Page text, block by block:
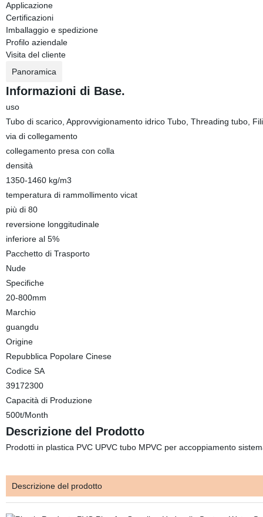
Applicazione
Certificazioni
Imballaggio e spedizione
Profilo aziendale
Visita del cliente
Panoramica
Informazioni di Base.
uso
Tubo di scarico, Approvvigionamento idrico Tubo, Threading tubo,
via di collegamento
collegamento presa con colla
densità
1350-1460 kg/m3
temperatura di rammollimento vicat
più di 80
reversione longgitudinale
inferiore al 5%
Pacchetto di Trasporto
Nude
Specifiche
20-800mm
Marchio
guangdu
Origine
Repubblica Popolare Cinese
Codice SA
39172300
Capacità di Produzione
500t/Month
Descrizione del Prodotto
Prodotti in plastica PVC UPVC tubo MPVC per accoppiamento
Descrizione del prodotto